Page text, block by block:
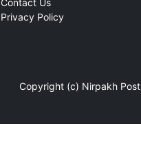
Contact Us
Privacy Policy
Copyright (c) Nirpakh Post